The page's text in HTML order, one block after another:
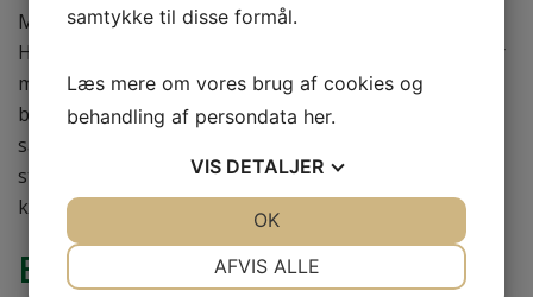
Mangler du en dygtig og erfaren blikkenslager i
Hvidovre, på Nørrebro eller Østerbro? Tvilling VVS har
mere end 20 års erfaring, og vi udfører alle former for
blikkenslageropgaver i Valby, Vanløse, Frederiksberg
samt øvrige København. Vi er klar til at hjælpe, hvis du
står med en opgave og har brug for en erfaren og
kvalitetsbevidst fagmand.
BÅDE STORE OG SMÅ
samtykke til disse formål.
Læs mere om vores brug af cookies og
behandling af persondata her.
VIS DETALJER
AFVIS ALLE
OK